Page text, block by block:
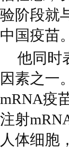
验阶段就
中国疫苗。
他同时
因素之一
mRNA疫
注射
人体细胞